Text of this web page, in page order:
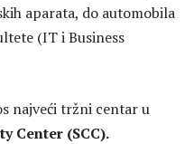
aparata, do automobila
(IT i Business
najveći tržni centar u
Center (SCC).